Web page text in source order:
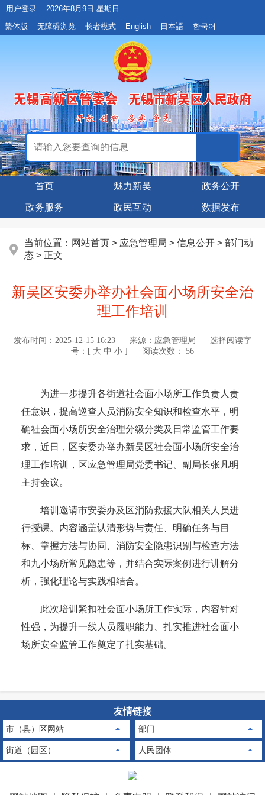
用户登录
2026年8月9日 星期日
繁体版
无障碍浏览 长者模式 English 日本語 한국어
首页 魅力新吴 政务公开
政务服务 政民互动 数据发布
当前位置： 网站首页 > 应急管理局 > 信息公开 > 部门动
态 > 正文
新吴区安委办举办社会面小场所安全治
理工作培训
发布时间： 2025-12-15 16:23 来源： 应急管理局
选择阅读字
号：[ 大 中 小 ] 阅读次数： 56
为进一步提升各街道社会面小场所工作负责人责
任意识，提高巡查人员消防安全知识和检查水平，明
确社会面小场所安全治理分级分类及日常监管工作要
求，近日，区安委办举办新吴区社会面小场所安全治
理工作培训，区应急管理局党委书记、副局长张凡明
主持会议。
培训邀请市安委办及区消防救援大队相关人员进
行授课。内容涵盖认清形势与责任、明确任务与目
标、掌握方法与协同、消防安全隐患识别与检查方法
和九小场所常见隐患等，并结合实际案例进行讲解分
析，强化理论与实践相结合。
此次培训紧扣社会面小场所工作实际，内容针对
性强，为提升一线人员履职能力、扎实推进社会面小
场所安全监管工作奠定了扎实基础。
友情链接
市（县）区网站 部门
街道（园区） 人民团体